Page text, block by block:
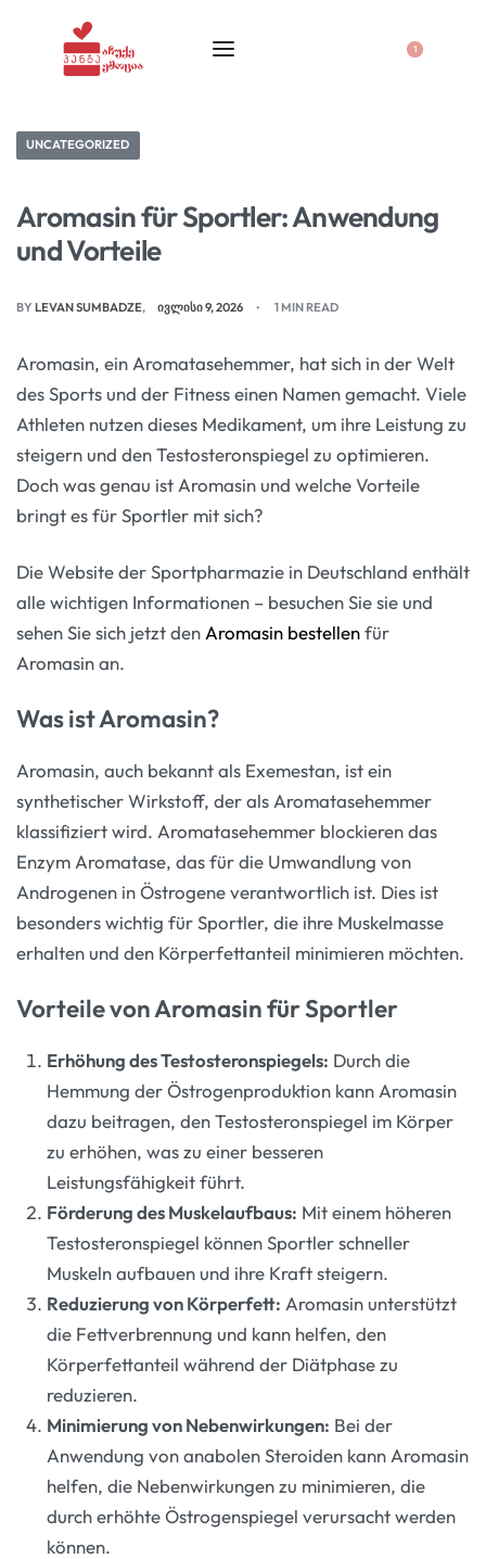
1
UNCATEGORIZED
Aromasin für Sportler: Anwendung
und Vorteile
BY LEVAN SUMBADZE ᲘᲕᲚᲘᲡᲘ 9, 2026 1 MIN READ
Aromasin, ein Aromatasehemmer, hat sich in der Welt
des Sports und der Fitness einen Namen gemacht. Viele
Athleten nutzen dieses Medikament, um ihre Leistung zu
steigern und den Testosteronspiegel zu optimieren.
Doch was genau ist Aromasin und welche Vorteile
bringt es für Sportler mit sich?
Die Website der Sportpharmazie in Deutschland enthält
alle wichtigen Informationen – besuchen Sie sie und
sehen Sie sich jetzt den Aromasin bestellenfür
Aromasin an.
Was ist Aromasin?
Aromasin, auch bekannt als Exemestan, ist ein
synthetischer Wirkstoff, der als Aromatasehemmer
klassifiziert wird. Aromatasehemmer blockieren das
Enzym Aromatase, das für die Umwandlung von
Androgenen in Östrogene verantwortlich ist. Dies ist
besonders wichtig für Sportler, die ihre Muskelmasse
erhalten und den Körperfettanteil minimieren möchten.
Vorteile von Aromasin für Sportler
Erhöhung des Testosteronspiegels: Durch die
Hemmung der Östrogenproduktion kann Aromasin
dazu beitragen, den Testosteronspiegel im Körper
zu erhöhen, was zu einer besseren
Leistungsfähigkeit führt.
Förderung des Muskelaufbaus: Mit einem höheren
Testosteronspiegel können Sportler schneller
Muskeln aufbauen und ihre Kraft steigern.
Reduzierung von Körperfett: Aromasin unterstützt
die Fettverbrennung und kann helfen, den
Körperfettanteil während der Diätphase zu
reduzieren.
Minimierung von Nebenwirkungen: Bei der
Anwendung von anabolen Steroiden kann Aromasin
helfen, die Nebenwirkungen zu minimieren, die
durch erhöhte Östrogenspiegel verursacht werden
können.